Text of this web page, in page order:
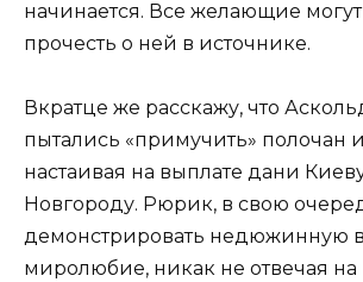
начинается. Все желающие
прочесть о ней в источнике.
Вкратце же расскажу, что
пытались «примучить» полочан
настаивая на выплате дани
Новгороду. Рюрик, в свою
демонстрировать недюжинную
миролюбие, никак не отвечая на